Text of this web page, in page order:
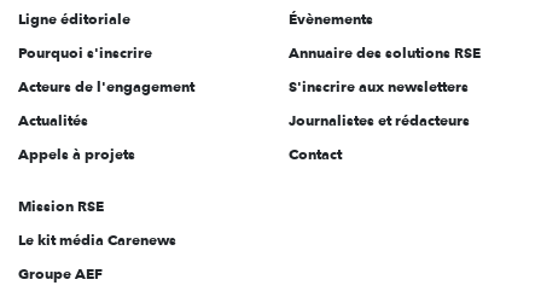
Ligne éditoriale
Pourquoi s'inscrire
Acteurs de l'engagement
Actualités
Appels à projets
Évènements
Annuaire des solutions RSE
S'inscrire aux newsletters
Journalistes et rédacteurs
Contact
Mission RSE
Le kit média Carenews
Groupe AEF